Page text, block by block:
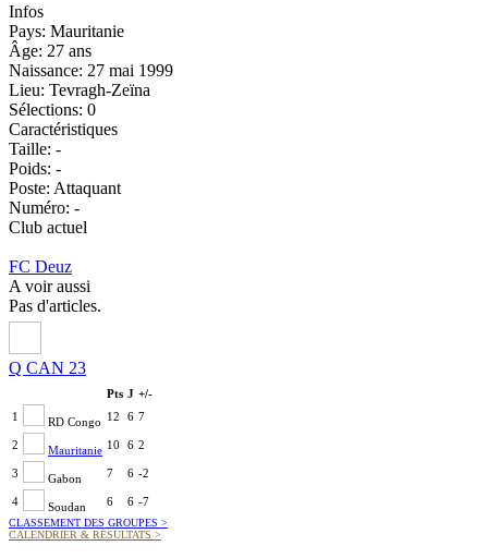
Infos
Pays: Mauritanie
Âge: 27 ans
Naissance: 27 mai 1999
Lieu: Tevragh-Zeïna
Sélections: 0
Caractéristiques
Taille: -
Poids: -
Poste: Attaquant
Numéro: -
Club actuel
FC Deuz
A voir aussi
Pas d'articles.
Q CAN 23
Pts J +/-
1
RD Congo 12 6 7
2 Mauritanie 10 6 2
3 Gabon 7 6 -2
4 Soudan 6 6 -7
CLASSEMENT DES GROUPES >
CALENDRIER & RÉSULTATS >